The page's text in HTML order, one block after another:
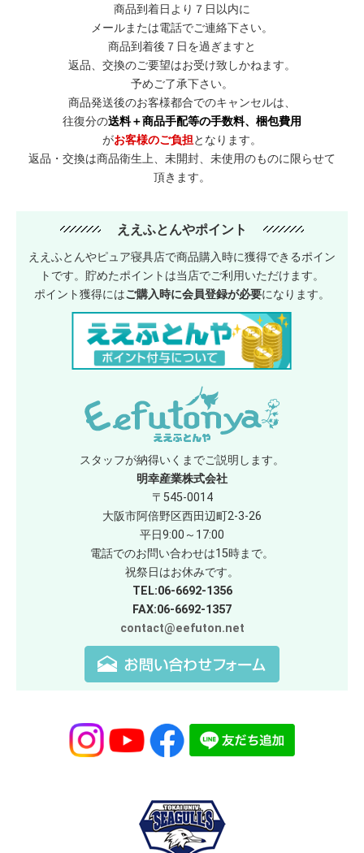
商品到着日より７日以内に
メールまたは電話でご連絡下さい。
商品到着後７日を過ぎますと
返品、交換のご要望はお受け致しかねます。
予めご了承下さい。
商品発送後のお客様都合でのキャンセルは、
往復分の送料＋商品手配等の手数料、梱包費用
がお客様のご負担となります。
返品・交換は商品衛生上、未開封、未使用のものに限らせて
頂きます。
ええふとんやポイント
ええふとんやピュア寝具店で商品購入時に獲得できるポイン
トです。貯めたポイントは当店でご利用いただけます。
ポイント獲得にはご購入時に会員登録が必要になります。
スタッフが納得いくまでご説明します。
明幸産業株式会社
〒545-0014
大阪市阿倍野区西田辺町2-3-26
平日9:00～17:00
電話でのお問い合わせは15時まで。
祝祭日はお休みです。
TEL:06-6692-1356
FAX:06-6692-1357
contact@eefuton.net